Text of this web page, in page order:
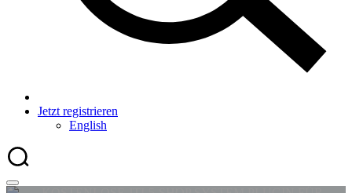
Jetzt registrieren
English